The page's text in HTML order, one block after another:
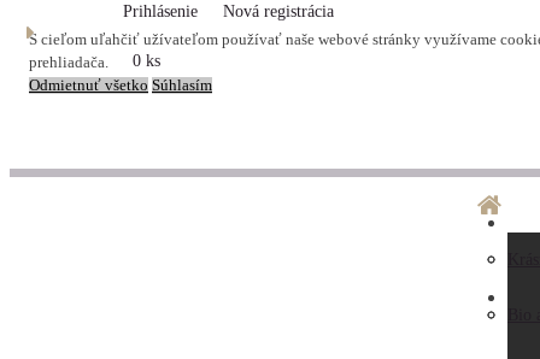
S cieľom uľahčiť užívateľom používať naše webové stránky využívame
prehliadača.
Odmietnuť všetko Súhlasím
Prihlásenie Nová registrácia
0 ks